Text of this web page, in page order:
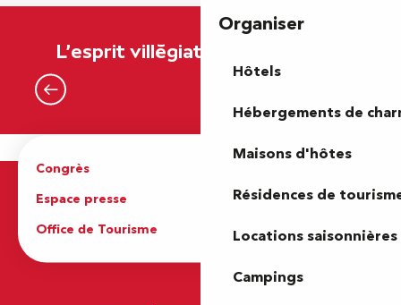
Organiser
Hôtels
Hébergements de
Maisons d'hôtes
Résidences de
Locations saisonnières
Campings
L'esprit villégiature en héritage
Le Pau Golf Club
Congrès
Espace presse
Brochures
Office de Tourisme